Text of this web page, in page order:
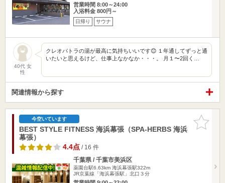
営業時間 8:00～24:00
入浴料金 800円～
日帰り サウナ
40代 女
性
クレオパトラの湯が最高に気持ちいいです😊 １年通してずっと通
いたいと思えるけど、仕事上なかなか・・・。 月１〜2回く…
関連情報から探す
お気に入
りに追加
今空いています
BEST STYLE FITNESS 海浜幕張（SPA-HERBS 海浜
幕張）
4.4点/ 16 件
千葉県 / 千葉市美浜区
薬園台駅6.63km 海浜幕張駅322m
JR京葉線「海浜幕張駅」北口３分